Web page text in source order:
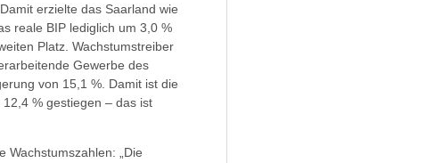
erzielte das Saarland wie
reale BIP lediglich um 3,0 %
Platz. Wachstumstreiber
Gewerbe des
von 15,1 %. Damit ist die
% gestiegen – das ist
Wachstumszahlen: „Die